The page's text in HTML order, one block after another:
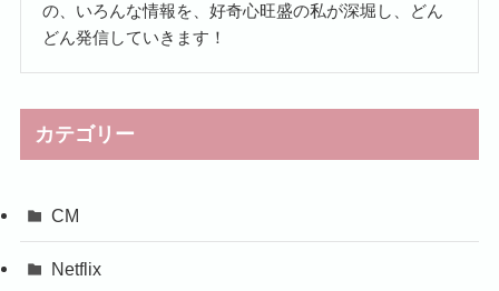
の、いろんな情報を、好奇心旺盛の私が深堀し、どん
どん発信していきます！
カテゴリー
CM
Netflix